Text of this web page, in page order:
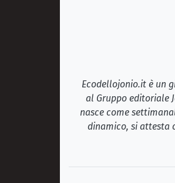
Ecodellojonio.it è un
al Gruppo editoriale
nasce come
dinamico, si attesta